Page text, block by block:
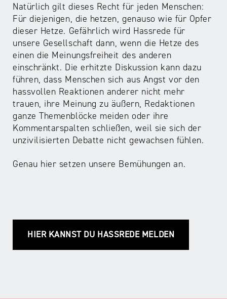
Werbung
für
mediale
Partizipation
Roadshow
gegen
Desinformation
Safer
Internet
Day
Natürlich gilt dieses Recht für jeden Menschen:
Für diejenigen, die hetzen, genauso wie für Opfer
dieser Hetze. Gefährlich wird Hassrede für
unsere Gesellschaft dann, wenn die Hetze des
einen die Meinungsfreiheit des anderen
einschränkt. Die erhitzte Diskussion kann dazu
führen, dass Menschen sich aus Angst vor den
hassvollen Reaktionen anderer nicht mehr
trauen, ihre Meinung zu äußern, Redaktionen
ganze Themenblöcke meiden oder ihre
Kommentarspalten schließen, weil sie sich der
unzivilisierten Debatte nicht gewachsen fühlen.
Genau hier setzen unsere Bemühungen an.
HIER KANNST DU HASSREDE MELDEN